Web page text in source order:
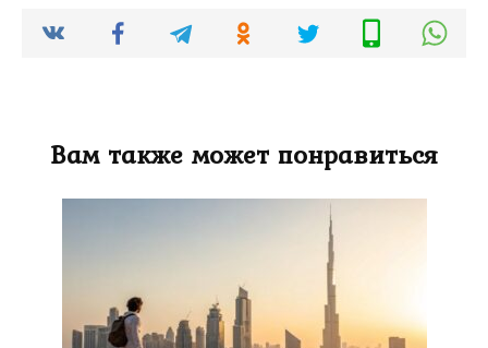
Вам также может понравиться